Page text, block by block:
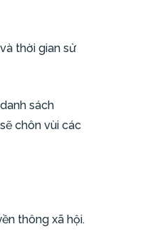
thời gian sử
sách
chôn vùi các
thông xã hội.